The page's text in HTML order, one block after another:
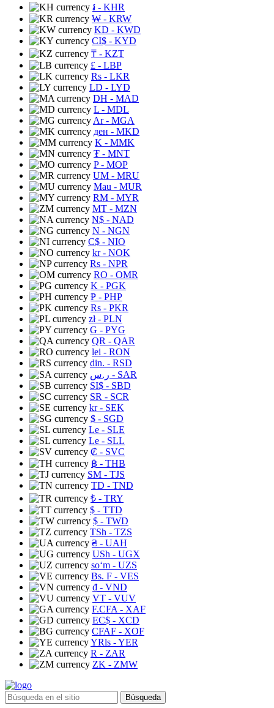
៛ - KHR
₩ - KRW
KD - KWD
CI$ - KYD
₸ - KZT
£ - LBP
Rs - LKR
LD - LYD
DH - MAD
L - MDL
Ar- MGA
ден - MKD
K - MMK
₮ - MNT
P- MOP
UM - MRU
Mau - MUR
RM - MYR
MT - MZN
N$ - NAD
N - NGN
C$ - NIO
kr- NOK
Rs - NPR
RO - OMR
K - PGK
₱ - PHP
Rs - PKR
zł- PLN
G - PYG
QR - QAR
lei - RON
din. - RSD
ر.س - SAR
SI$ - SBD
SR - SCR
kr- SEK
$ - SGD
Le - SLE
Le - SLL
₡ - SVC
฿ - THB
ЅМ - TJS
TD - TND
₺ - TRY
$ - TTD
$ - TWD
TSh - TZS
₴ - UAH
USh - UGX
soʻm - UZS
Bs. F - VES
₫ - VND
VT - VUV
F.CFA - XAF
EC$ - XCD
CFAF - XOF
YRls - YER
R - ZAR
ZK - ZMW
Búsqueda